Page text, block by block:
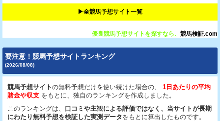
▶︎全競馬予想サイト一覧
優良競馬予想サイトを探すなら、 競馬検証.com
要注意！競馬予想サイトランキング
(2026/08/08)
競馬予想サイトの無料予想だけを使い続けた場合の、
1日あたりの平均
賭金や収支 をもとに、独自のランキングを作成しました。
このランキングは、 口コミや主観による評価ではなく、当サイトが長期
にわたり無料予想を検証した実測データをもとに算出したものです。